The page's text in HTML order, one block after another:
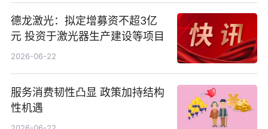
德龙激光：拟定增募资不超3亿
元 投资于激光器生产建设等项目
2026-06-22
服务消费韧性凸显 政策加持结构
性机遇